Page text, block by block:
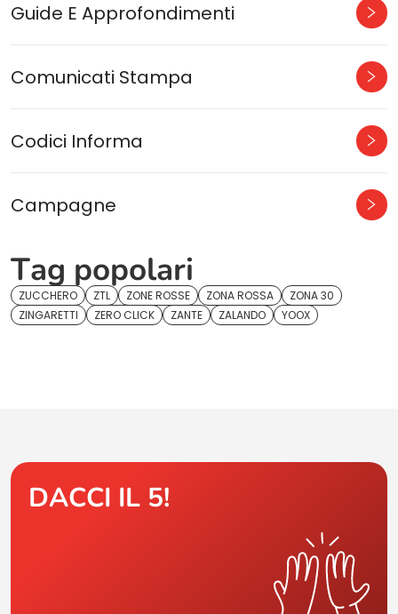
Guide E Approfondimenti
Comunicati Stampa
Codici Informa
Campagne
Tag popolari
ZUCCHERO ZTL ZONE ROSSE ZONA ROSSA
ZONA 30
ZINGARETTI
ZERO CLICK ZANTE ZALANDO YOOX
DACCI IL 5!